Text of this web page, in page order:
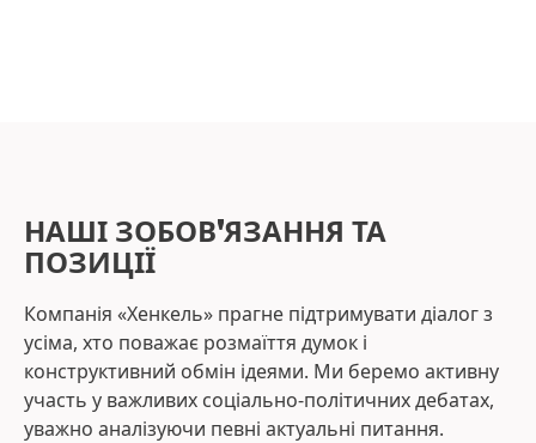
НАШІ ЗОБОВ'ЯЗАННЯ ТА
ПОЗИЦІЇ
Компанія «Хенкель» прагне підтримувати діалог з
усіма, хто поважає розмаїття думок і
конструктивний обмін ідеями. Ми беремо активну
участь у важливих соціально-політичних дебатах,
уважно аналізуючи певні актуальні питання.